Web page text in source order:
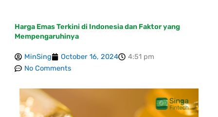
Harga Emas Terkini di Indonesia dan Faktor yang
Mempengaruhinya
MinSing October 16, 2024
4:51 pm
No Comments